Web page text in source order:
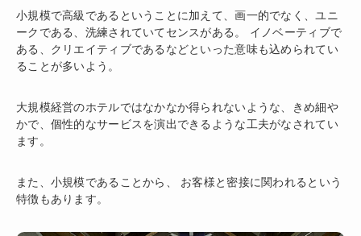
小規模で高級であるということに加えて、画一的でなく、ユニ
ークである、洗練されていてセンスがある。 イノベーティブで
ある、クリエイティブであるなどといった意味も込められてい
ることが多いよう。
大規模経営のホテルではなかなか得られないような、きめ細や
かで、個性的なサービスを演出できるような工夫がなされてい
ます。
また、小規模であることから、 お客様と密接に関われるという
特徴もあります。